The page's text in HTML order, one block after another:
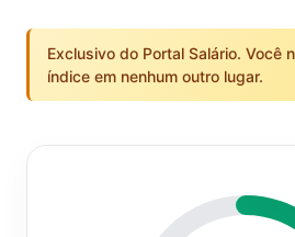
Exclusivo do Portal Salário. Você
índice em nenhum outro lugar.